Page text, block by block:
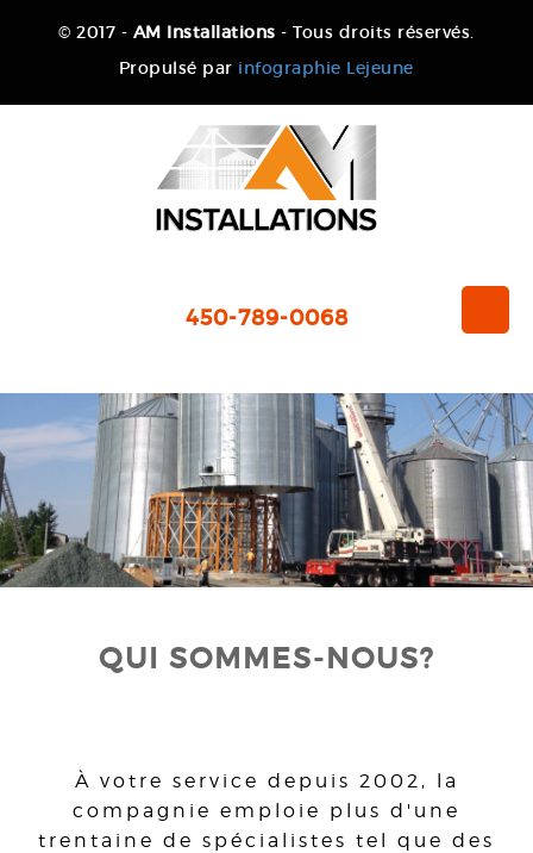
© 2017 - AM Installations - Tous droits réservés.
Propulsé par infographie Lejeune
450-789-0068
QUI SOMMES-NOUS?
À votre service depuis 2002, la
compagnie emploie plus d'une
trentaine de spécialistes tel que des